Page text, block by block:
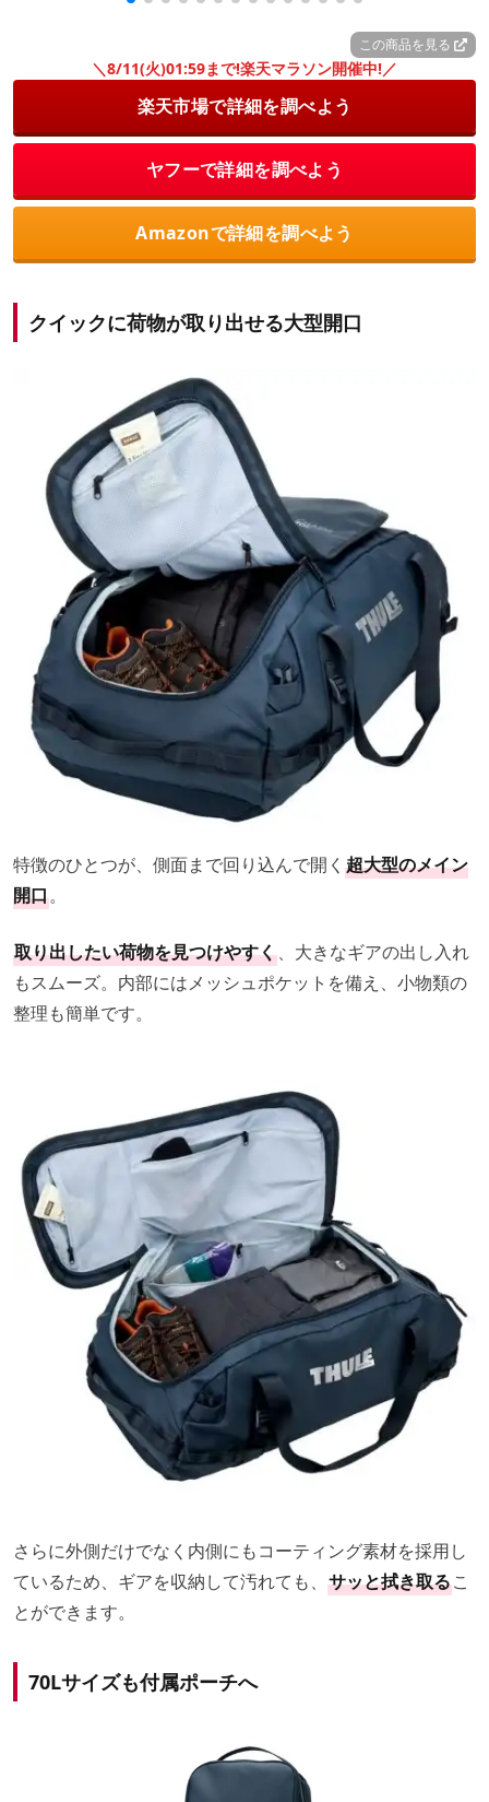
この商品を見る
＼8/11(火)01:59まで!楽天マラソン開催中!／
楽天市場で詳細を調べよう
ヤフーで詳細を調べよう
Amazonで詳細を調べよう
クイックに荷物が取り出せる大型開口
特徴のひとつが、側面まで回り込んで開く 超大型のメイン
開口。
取り出したい荷物を見つけやすく、大きなギアの出し入れ
もスムーズ。内部にはメッシュポケットを備え、小物類の
整理も簡単です。
さらに外側だけでなく内側にもコーティング素材を採用し
ているため、ギアを収納して汚れても、 サッと拭き取るこ
とができます。
70Lサイズも付属ポーチへ